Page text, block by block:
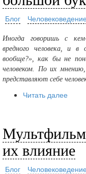
Блог Человековедение
Иногда говоришь с
вредного человека, и
вообще?», как бы не
человеком. По их
представляют себе
Читать далее
их влияние
Блог Человековедение